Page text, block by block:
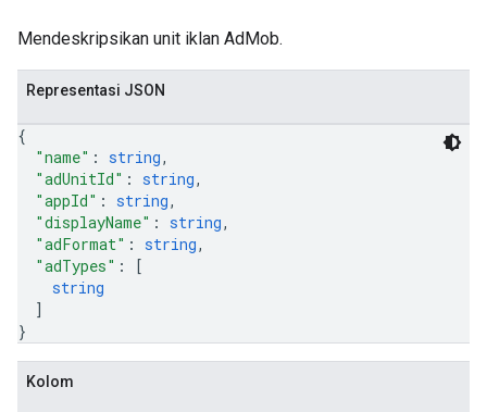
Mendeskripsikan unit iklan AdMob.
Representasi JSON
{
"name" : string,
"adUnitId" : string,
"appId" : string,
"displayName" : string,
"adFormat" : string,
"adTypes" :
[
string
]
}
Kolom